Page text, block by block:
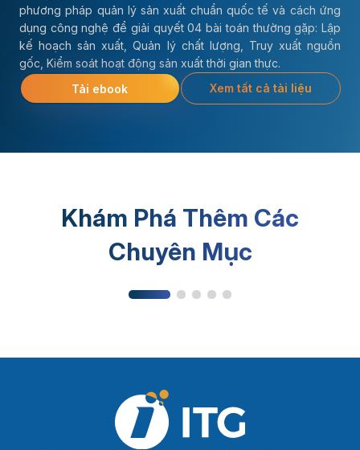
phương pháp quản lý sản xuất chuẩn quốc tế và cách ứng
dụng công nghệ để giải quyết 04 bài toán thường gặp: Lập
kế hoạch sản xuất, Quản lý chất lượng, Truy xuất nguồn
gốc, Kiểm soát hoạt động sản xuất thời gian thực.
Tải ebook
Xem tất cả tài liệu
Khám Phá Thêm Các
Chuyên Mục
Kiến thức sản xuất